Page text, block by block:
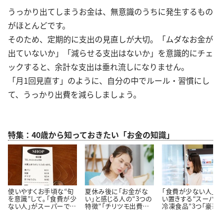
うっかり出てしまうお金は、無意識のうちに発生するもの
がほとんどです。
そのため、定期的に支出の見直しが大切。「ムダなお金が
出ていないか」「減らせる支出はないか」を意識的にチェ
ックすると、余計な支出は垂れ流しになりません。
「月1回見直す」のように、自分の中でルール・習慣にし
て、うっかり出費を減らしましょう。
特集：40歳から知っておきたい「お金の知識」
使いやすくお手頃な“旬
を意識”して。「食費が少
ない人」がスーパーでよ
夏休み後に「お金がな
い」と感じる人の“3つの
特徴”「チリツモ出費に
「食費が少ない人」
い置きする“スーパ
冷凍食品”3つ「豪華